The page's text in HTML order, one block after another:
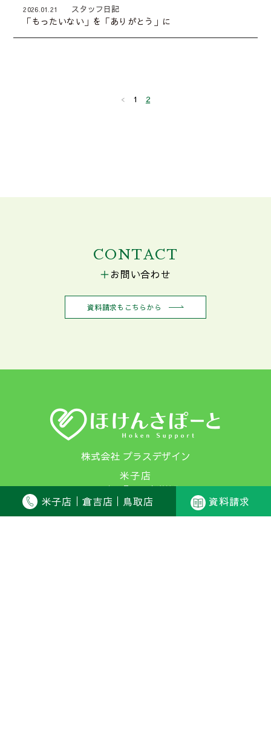
2026.01.21 スタッフ日記
「もったいない」を「ありがとう」に
1 2
CONTACT
お問い合わせ
資料請求もこちらから
株式会社 プラスデザイン
米子店
〒683-0064 鳥取県米子市道笑町2-218-1
TEL：0859-34-5870 FAX：0859-35-9015
米子店 倉吉店 鳥取店 資料請求